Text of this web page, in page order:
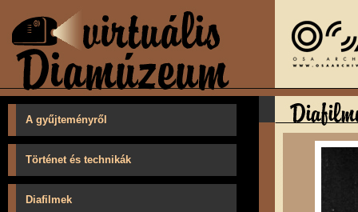
A gyűjteményről
Történet és technikák
Diafilmek